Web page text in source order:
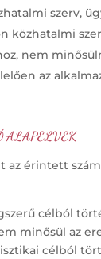
szerv,
közhatalmi
nem
az
ALAPELVEK
az érintett
célból
minősül az
célból